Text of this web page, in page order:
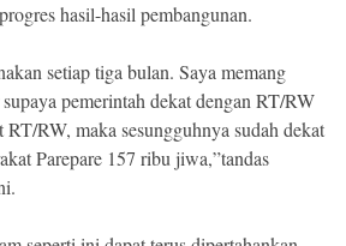
hasil-hasil pembangunan.
setiap tiga bulan. Saya memang
pemerintah dekat dengan RT/RW
RW, maka sesungguhnya sudah dekat
Parepare 157 ribu jiwa,”tandas